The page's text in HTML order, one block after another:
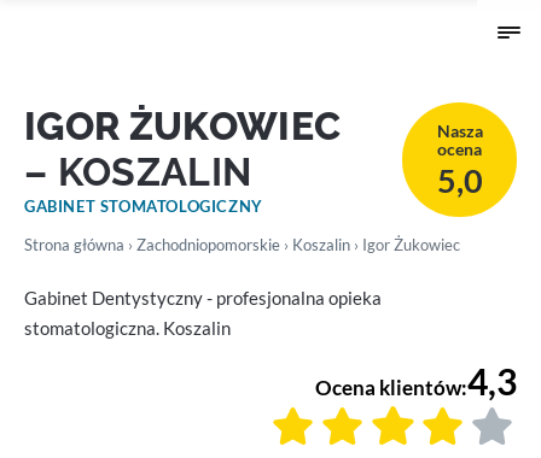
IGOR ŻUKOWIEC
– KOSZALIN
GABINET STOMATOLOGICZNY
Nasza
ocena
5,0
Strona główna › Zachodniopomorskie › Koszalin › Igor Żukowiec
Gabinet Dentystyczny - profesjonalna opieka
stomatologiczna. Koszalin
Ocena klientów:4,3